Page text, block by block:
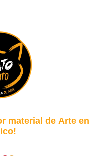
material de Arte en